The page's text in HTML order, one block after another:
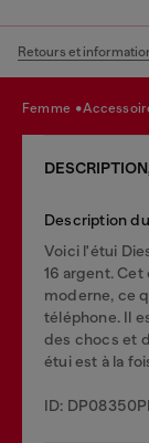
Retours et
femme
Description
Voici l'étui
16 argent.
moderne, ce
téléphone. Il
des chocs et
étui est à la
ID: